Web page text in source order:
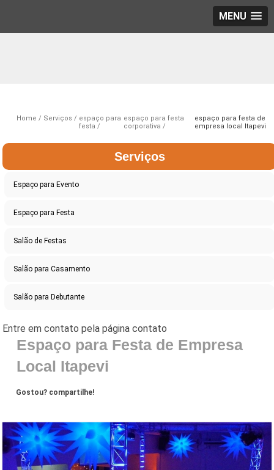
MENU
Home Serviços
espaço para
festa
espaço para festa
corporativa
espaço para festa de
empresa local Itapevi
Serviços
Espaço para Evento
Espaço para Festa
Salão de Festas
Salão para Casamento
Salão para Debutante
Espaço para Festa de Empresa
Local Itapevi
Gostou? compartilhe!